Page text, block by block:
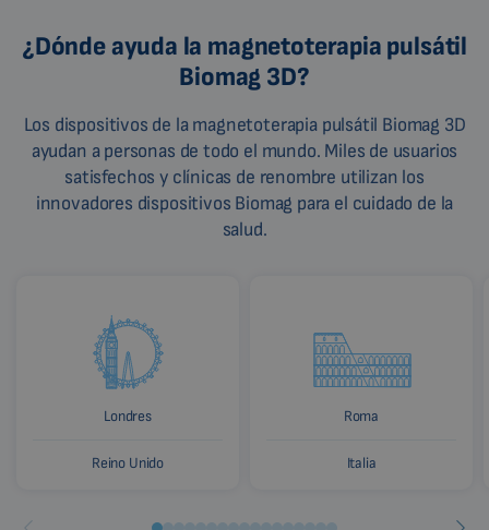
¿Dónde ayuda la magnetoterapia pulsátil
Biomag 3D?
Los dispositivos de la magnetoterapia pulsátil Biomag 3D
ayudan a personas de todo el mundo. Miles de usuarios
satisfechos y clínicas de renombre utilizan los
innovadores dispositivos Biomag para el cuidado de la
salud.
Londres
Reino Unido
Roma
Italia